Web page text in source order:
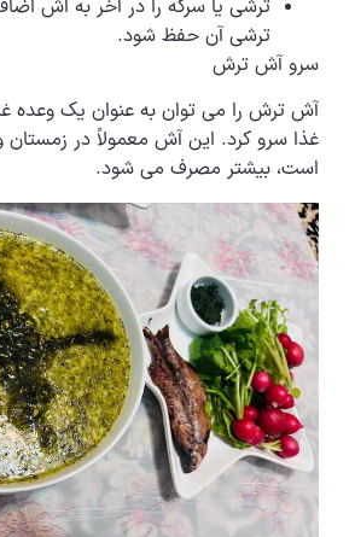
ترشی یا سرکه را در آخر به آش
ترشی آن حفظ شود.
سرو آش ترش
آش ترش را می توان به عنوان یک وعده
غذا سرو کرد. این آش معمولاً در زمستان
است، بیشتر مصرف می شود.